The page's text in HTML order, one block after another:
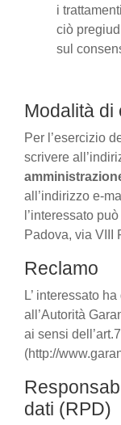
i
ciò
sul
Modalità di
Per l’esercizio
scrivere
all’indirizzo e-
l’interessato
Padova, via VIII
Reclamo
L’ interessato
all’Autorità
ai sensi
(http://
dati (RPD)